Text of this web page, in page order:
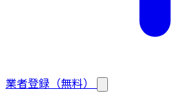
業者登録（無料）